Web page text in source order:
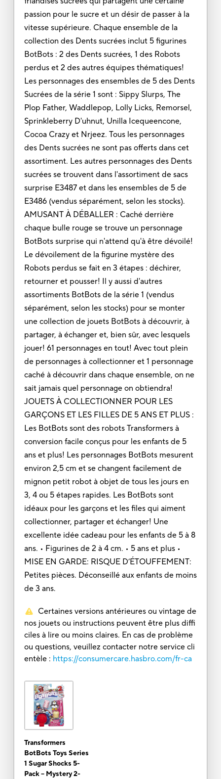
passion pour le sucre et un désir de passer à la
vitesse supérieure. Chaque ensemble de la
collection des Dents sucrées inclut 5 figurines
BotBots : 2 des Dents sucrées, 1 des Robots
perdus et 2 des autres équipes thématiques!
Les personnages des ensembles de 5 des Dents
Sucrées de la série 1 sont : Sippy Slurps, The
Plop Father, Waddlepop, Lolly Licks, Remorsel,
Sprinkleberry D'uhnut, Unilla Icequeencone,
Cocoa Crazy et Nrjeez. Tous les personnages
des Dents sucrées ne sont pas offerts dans cet
assortiment. Les autres personnages des Dents
sucrées se trouvent dans l'assortiment de sacs
surprise E3487 et dans les ensembles de 5 de
E3486 (vendus séparément, selon les stocks).
AMUSANT À DÉBALLER : Caché derrière
chaque bulle rouge se trouve un personnage
BotBots surprise qui n'attend qu'à être dévoilé!
Le dévoilement de la figurine mystère des
Robots perdus se fait en 3 étapes : déchirer,
retourner et pousser! Il y aussi d'autres
assortiments BotBots de la série 1 (vendus
séparément, selon les stocks) pour se monter
une collection de jouets BotBots à découvrir, à
partager, à échanger et, bien sûr, avec lesquels
jouer! 61 personnages en tout! Avec tout plein
de personnages à collectionner et 1 personnage
caché à découvrir dans chaque ensemble, on ne
sait jamais quel personnage on obtiendra!
JOUETS À COLLECTIONNER POUR LES
GARÇONS ET LES FILLES DE 5 ANS ET PLUS :
Les BotBots sont des robots Transformers à
conversion facile conçus pour les enfants de 5
ans et plus! Les personnages BotBots mesurent
environ 2,5 cm et se changent facilement de
mignon petit robot à objet de tous les jours en
3, 4 ou 5 étapes rapides. Les BotBots sont
idéaux pour les garçons et les files qui aiment
collectionner, partager et échanger! Une
excellente idée cadeau pour les enfants de 5 à 8
ans. • Figurines de 2 à 4 cm. • 5 ans et plus •
MISE EN GARDE: RISQUE D’ÉTOUFFEMENT:
Petites pièces. Déconseillé aux enfants de moins
de 3 ans.
Certaines versions antérieures ou vintage de
nos jouets ou instructions peuvent être plus diffi
ciles à lire ou moins claires. En cas de problème
ou questions, veuillez contacter notre service cli
entèle : https://consumercare.hasbro.com/fr-ca
Transformers
BotBots Toys Series
1 Sugar Shocks 5-
Pack -- Mystery 2-